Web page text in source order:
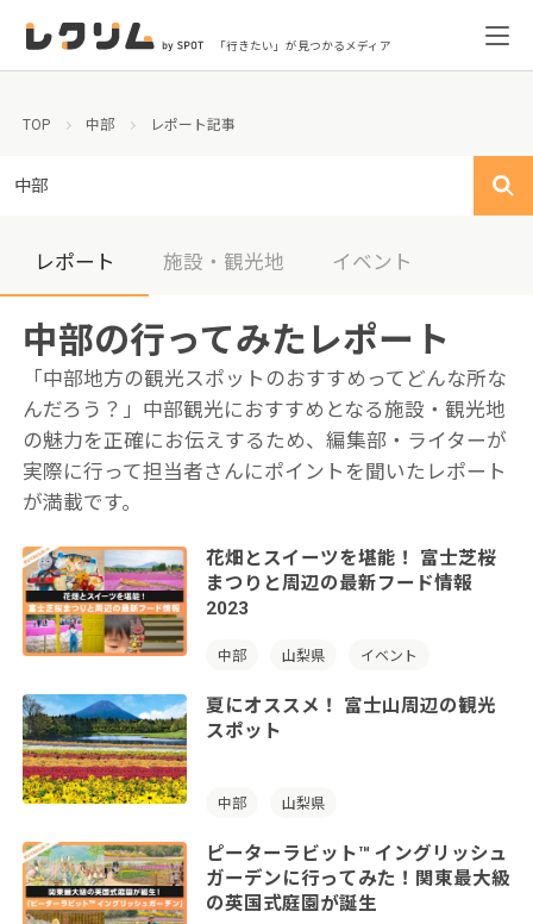
「行きたい」が見つかるメディア
TOP 中部 レポート記事
中部
レポート 施設・観光地 イベント
中部の行ってみたレポート
「中部地方の観光スポットのおすすめってどんな所な
んだろう？」中部観光におすすめとなる施設・観光地
の魅力を正確にお伝えするため、編集部・ライターが
実際に行って担当者さんにポイントを聞いたレポート
が満載です。
花畑とスイーツを堪能！ 富士芝桜
まつりと周辺の最新フード情報
2023
中部 山梨県 イベント
夏にオススメ！ 富士山周辺の観光
スポット
中部 山梨県
ピーターラビット™ イングリッシュ
ガーデンに行ってみた！関東最大級
の英国式庭園が誕生